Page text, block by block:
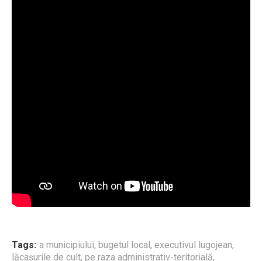
Tags: a municipiului, bugetul local, executivul lugojean,
lăcaşurile de cult, pe raza administrativ-teritorială,